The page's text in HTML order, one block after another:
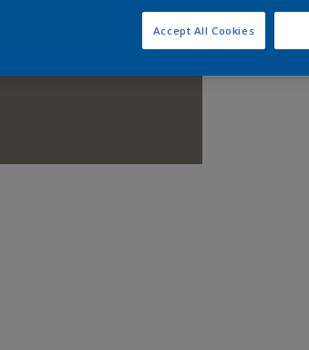
Accept All Cookies